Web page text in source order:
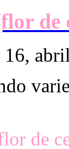
de
16,
de